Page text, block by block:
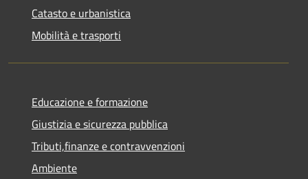
Catasto e urbanistica
Mobilità e trasporti
Educazione e formazione
Giustizia e sicurezza pubblica
Tributi,finanze e contravvenzioni
Ambiente